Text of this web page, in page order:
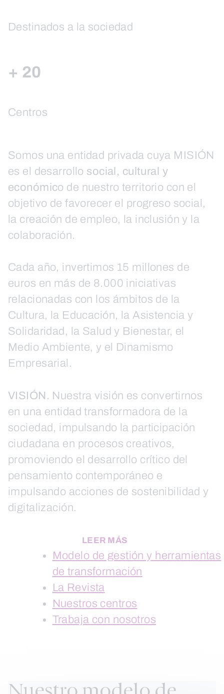
Destinados a la sociedad
+ 20
Centros
Somos una entidad privada cuya MISIÓN
es el desarrollo social, cultural y
económico de nuestro territorio con el
objetivo de favorecer el progreso social,
la creación de empleo, la inclusión y la
colaboración.
Cada año, invertimos 15 millones de
euros en más de 8.000 iniciativas
relacionadas con los ámbitos de la
Cultura, la Educación, la Asistencia y
Solidaridad, la Salud y Bienestar, el
Medio Ambiente, y el Dinamismo
Empresarial.
VISIÓN. Nuestra visión es convertirnos
en una entidad transformadora de la
sociedad, impulsando la participación
ciudadana en procesos creativos,
promoviendo el desarrollo crítico del
pensamiento contemporáneo e
impulsando acciones de sostenibilidad y
digitalización.
LEER MÁS
Modelo de gestión y herramientas
de transformación
La Revista
Nuestros centros
Trabaja con nosotros